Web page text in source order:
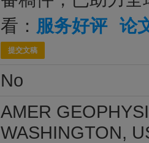
看： 服务好评 论
提交文稿
No
AMER
WASHINGTON,